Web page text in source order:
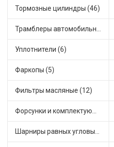
Тормозные цилиндры (46)
Трамблеры автомобильные (40)
Уплотнители (6)
Фаркопы (5)
Фильтры масляные (12)
Форсунки и комплектующие (1)
Шарниры равных угловых скоростей, приводные валы (1)